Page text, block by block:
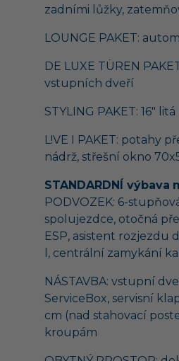
zadními lůžky,
LOUNGE PAKET:
DE LUXE TÜREN
vstupních dveří
STYLING PAKET: 16"
L!VE I PAKET: potahy
nádrž, střešní okno
STANDARDNÍ výbava
PODVOZEK: 6-
spolujezdce, otočná
ESP, asistent rozjezdu
l, centrální zamykání
NÁSTAVBA: vstupní
ServiceBox, servisní
cm (nad stahovací
kroupám